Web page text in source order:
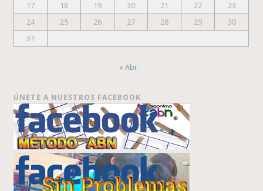
17
18 19 20 21 22
23
24
25 26 27 28 29
30
31
« Abr
ÚNETE A NUESTROS FACEBOOK